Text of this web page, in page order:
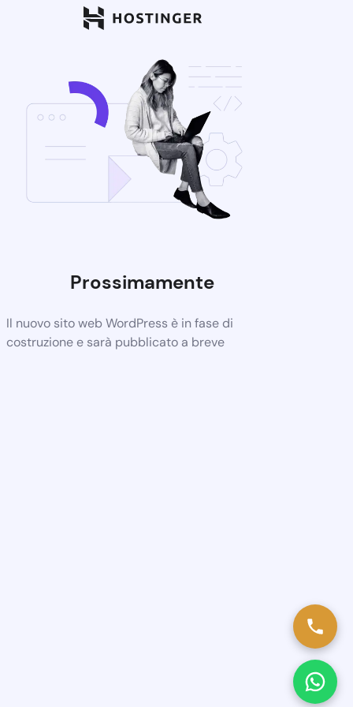
Prossimamente
Il nuovo sito web WordPress è in fase di
costruzione e sarà pubblicato a breve